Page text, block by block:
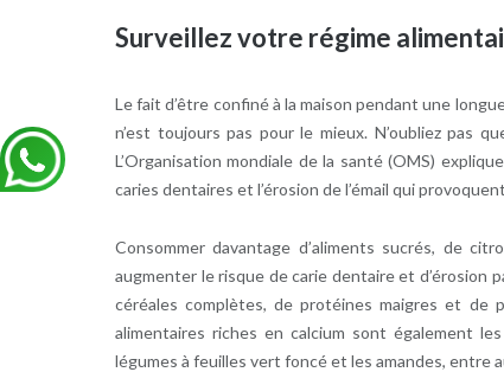
Surveillez votre régime
Le fait d’être confiné à la maison pendant une
n’est toujours pas pour le mieux. N’oubliez pas
L’Organisation mondiale de la santé (OMS)
caries dentaires et l’érosion de l’émail qui
Consommer davantage d’aliments sucrés, de
augmenter le risque de carie dentaire et d’érosion
céréales complètes, de protéines maigres et de
alimentaires riches en calcium sont également
légumes à feuilles vert foncé et les amandes, entre